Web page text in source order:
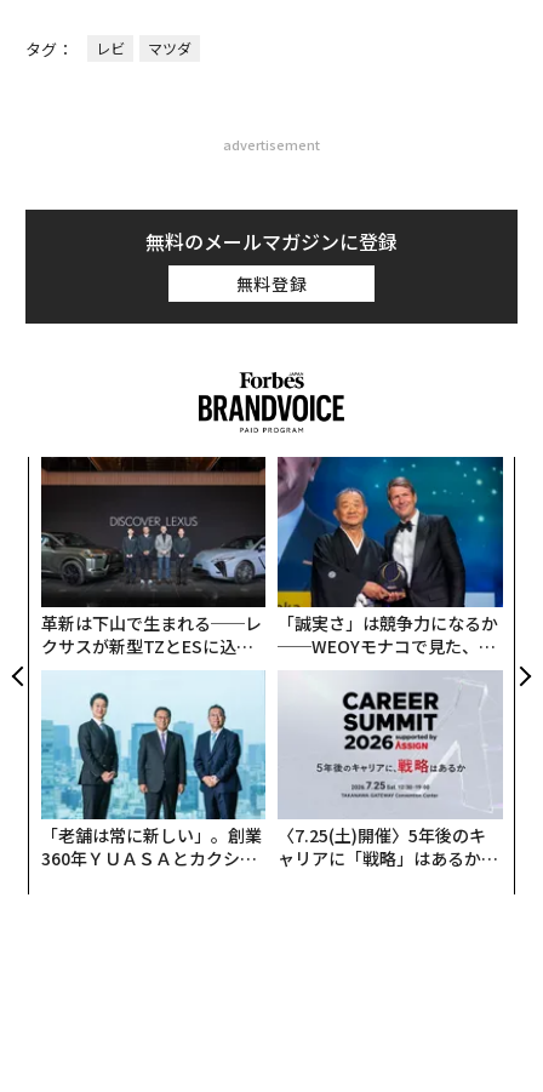
タグ： レビ マツダ
advertisement
無料のメールマガジンに登録
無料登録
革新は下山で生まれる──レ
クサスが新型TZとESに込め
た「DISCOVER」の哲学
「誠実さ」は競争力になるか
──WEOYモナコで見た、く
ら寿司の経営哲学
「老舗は常に新しい」。創業
360年ＹＵＡＳＡとカクシン
〈7.25(土)開催〉5年後のキ
ャリアに「戦略」はあるか。